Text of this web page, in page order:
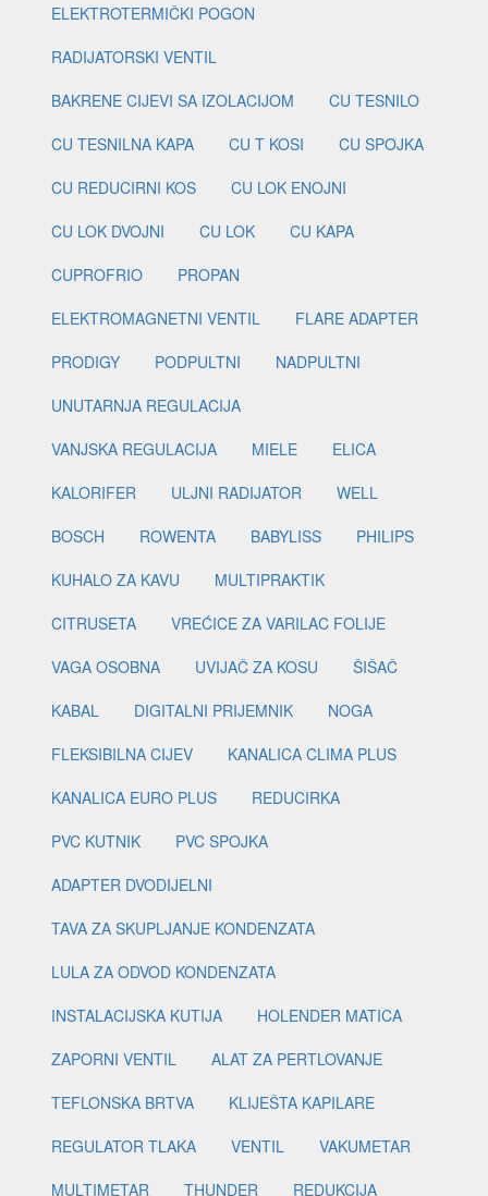
ELEKTROTERMIČKI POGON
RADIJATORSKI VENTIL
BAKRENE CIJEVI SA IZOLACIJOM
CU TESNILO
CU TESNILNA KAPA
CU T KOSI
CU SPOJKA
CU REDUCIRNI KOS
CU LOK ENOJNI
CU LOK DVOJNI
CU LOK
CU KAPA
CUPROFRIO
PROPAN
ELEKTROMAGNETNI VENTIL
FLARE ADAPTER
PRODIGY
PODPULTNI
NADPULTNI
UNUTARNJA REGULACIJA
VANJSKA REGULACIJA
MIELE
ELICA
KALORIFER
ULJNI RADIJATOR
WELL
BOSCH
ROWENTA BABYLISS
PHILIPS
KUHALO ZA KAVU
MULTIPRAKTIK
CITRUSETA
VREĆICE ZA VARILAC FOLIJE
VAGA OSOBNA
UVIJAČ ZA KOSU
ŠIŠAČ
KABAL
DIGITALNI PRIJEMNIK
NOGA
FLEKSIBILNA CIJEV
KANALICA CLIMA PLUS
KANALICA EURO PLUS
REDUCIRKA
PVC KUTNIK
PVC SPOJKA
ADAPTER DVODIJELNI
TAVA ZA SKUPLJANJE KONDENZATA
LULA ZA ODVOD KONDENZATA
INSTALACIJSKA KUTIJA
HOLENDER MATICA
ZAPORNI VENTIL
ALAT ZA PERTLOVANJE
TEFLONSKA BRTVA
KLIJEŠTA KAPILARE
REGULATOR TLAKA
VENTIL
VAKUMETAR
MULTIMETAR
THUNDER
REDUKCIJA